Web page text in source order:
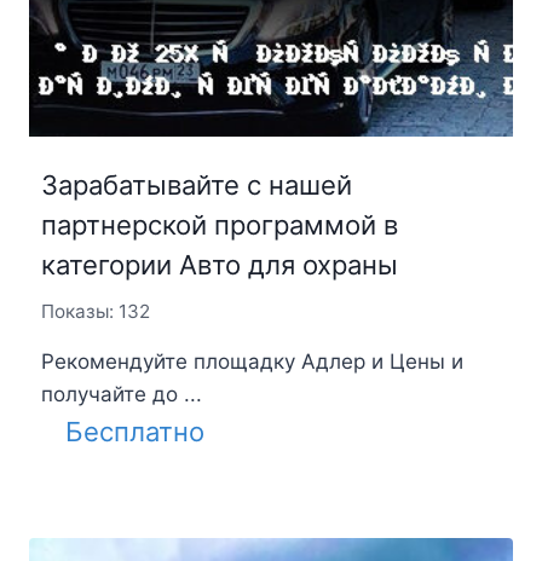
Зарабатывайте с нашей
партнерской программой в
категории Авто для охраны
Показы: 132
Рекомендуйте площадку Адлер и Цены и
получайте до ...
Бесплатно